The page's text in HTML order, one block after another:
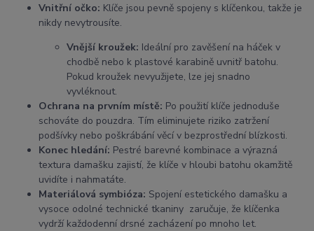
Vnitřní očko: Klíče jsou pevně spojeny s klíčenkou, takže je
nikdy nevytrousíte.
Vnější kroužek: Ideální pro zavěšení na háček v
chodbě nebo k plastové karabině uvnitř batohu.
Pokud kroužek nevyužijete, lze jej snadno
vyvléknout.
Ochrana na prvním místě: Po použití klíče jednoduše
schováte do pouzdra. Tím eliminujete riziko zatržení
podšívky nebo poškrábání věcí v bezprostřední blízkosti.
Konec hledání: Pestré barevné kombinace a výrazná
textura damašku zajistí, že klíče v hloubi batohu okamžitě
uvidíte i nahmatáte.
Materiálová symbióza: Spojení estetického damašku a
vysoce odolné technické tkaniny zaručuje, že klíčenka
vydrží každodenní drsné zacházení po mnoho let.